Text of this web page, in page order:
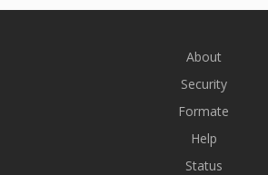
About
Security
Formate
Help
Status